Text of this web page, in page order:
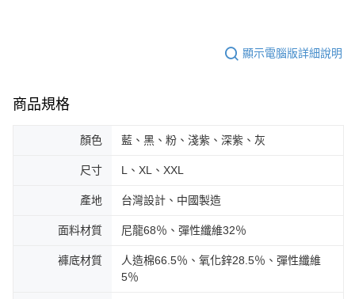
顯示電腦版詳細說明
商品規格
顏色 藍、黑、粉、淺紫、深紫、灰
尺寸 L、XL、XXL
產地 台灣設計、中國製造
面料材質 尼龍68％、彈性纖維32％
褲底材質
人造棉66.5％、氧化鋅28.5％、彈性纖維
5％